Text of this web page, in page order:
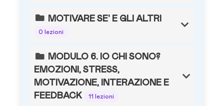
MOTIVARE SE' E GLI ALTRI
0 lezioni
MODULO 6. IO CHI SONO?
EMOZIONI, STRESS,
MOTIVAZIONE, INTERAZIONE E
FEEDBACK
11 lezioni